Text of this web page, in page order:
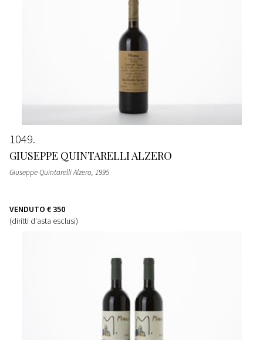
1049
GIUSEPPE QUINTARELLI ALZERO
Giuseppe Quintarelli Alzero, 1995
VENDUTO € 350
(diritti d'asta esclusi)